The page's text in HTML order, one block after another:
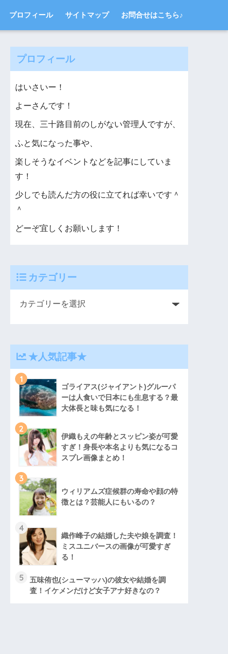
プロフィール サイトマップ お問合せはこちら♪
プロフィール
はいさいー！
よーさんです！
現在、三十路目前のしがない管理人ですが、
ふと気になった事や、
楽しそうなイベントなどを記事にしていま
す！
少しでも読んだ方の役に立てれば幸いです＾
＾
どーぞ宜しくお願いします！
カテゴリー
★人気記事★
1
ゴライアス(ジャイアント)グルーパ
ーは人食いで日本にも生息する？最
大体長と味も気になる！
2
伊織もえの年齢とスッピン姿が可愛
すぎ！身長や本名よりも気になるコ
スプレ画像まとめ！
3
ウィリアムズ症候群の寿命や顔の特
徴とは？芸能人にもいるの？
4
織作峰子の結婚した夫や娘を調査！
ミスユニバースの画像が可愛すぎ
る！
5
五味侑也(シューマッハ)の彼女や結婚を調
査！イケメンだけど女子アナ好きなの？